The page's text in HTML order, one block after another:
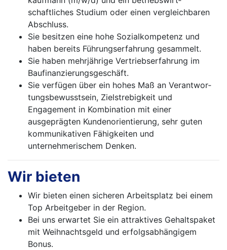
schaftliches Studium oder einen vergleichbaren
Abschluss.
Sie besitzen eine hohe Sozialkompetenz und
haben bereits Führungserfahrung gesammelt.
Sie haben mehrjährige Vertriebserfahrung im
Baufinanzierungsgeschäft.
Sie verfügen über ein hohes Maß an Verantwor­
tungsbewusstsein, Zielstrebigkeit und
Engagement in Kombination mit einer
ausgeprägten Kunden­orientierung, sehr guten
kommunikativen Fähig­keiten und
unternehmerischem Denken.
Wir bieten
Wir bieten einen sicheren Arbeitsplatz bei einem
Top Arbeitgeber in der Region.
Bei uns erwartet Sie ein attraktives Gehaltspaket
mit Weihnachtsgeld und erfolgsabhängigem
Bonus.